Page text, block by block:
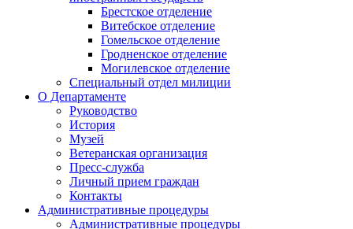
Брестское отделение
Витебское отделение
Гомельское отделение
Гродненское отделение
Могилевское отделение
Специальный отдел милиции
О Департаменте
Руководство
История
Музей
Ветеранская организация
Пресс-служба
Личный прием граждан
Контакты
Административные процедуры
Административные процедуры